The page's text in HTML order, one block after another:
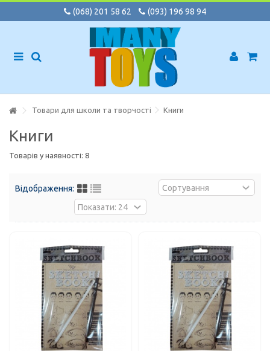
(068) 201 58 62 (093) 196 98 94
Товари для школи та творчості Книги
Книги
Товарів у наявності: 8
Відображення: